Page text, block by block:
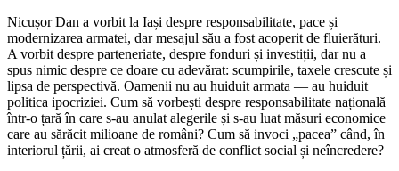
Nicușor Dan a vorbit la Iași despre responsabilitate, pace și
modernizarea armatei, dar mesajul său a fost acoperit de fluierături.
A vorbit despre parteneriate, despre fonduri și investiții, dar nu a
spus nimic despre ce doare cu adevărat: scumpirile, taxele crescute și
lipsa de perspectivă. Oamenii nu au huiduit armata — au huiduit
politica ipocriziei. Cum să vorbești despre responsabilitate națională
într-o țară în care s-au anulat alegerile și s-au luat măsuri economice
care au sărăcit milioane de români? Cum să invoci „pacea” când, în
interiorul țării, ai creat o atmosferă de conflict social și neîncredere?